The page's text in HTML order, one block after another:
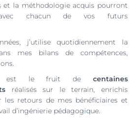
et la méthodologie acquis pourront
chacun de vos futurs
j’utilise quotidiennement la
mes bilans de compétences,
est le fruit decentaines
réalisés sur le terrain, enrichis
les retours de mes bénéficiaires et
d’ingénierie pédagogique.